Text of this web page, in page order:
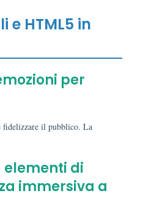
HTML5 in
per
fidelizzare il pubblico. La
elementi di
immersiva a